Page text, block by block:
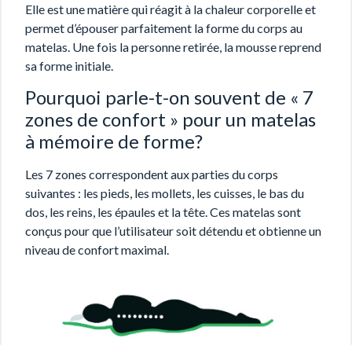
Elle est une matière qui réagit à la chaleur corporelle et
permet d’épouser parfaitement la forme du corps au
matelas. Une fois la personne retirée, la mousse reprend
sa forme initiale.
Pourquoi parle-t-on souvent de « 7
zones de confort » pour un matelas
à mémoire de forme?
Les 7 zones correspondent aux parties du corps
suivantes : les pieds, les mollets, les cuisses, le bas du
dos, les reins, les épaules et la tête. Ces matelas sont
conçus pour que l’utilisateur soit détendu et obtienne un
niveau de confort maximal.